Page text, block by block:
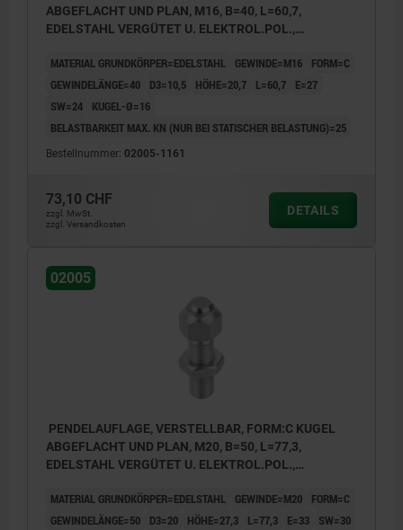
ABGEFLACHT UND PLAN, M16, B=40, L=60,7,
EDELSTAHL VERGÜTET U. ELEKTROL.POL.,
MATERIAL GRUNDKÖRPER=EDELSTAHL GEWINDE=M16
FORM=C
GEWINDELÄNGE=40
D3=10,5 HÖHE=20,7 L=60,7
E=27
SW=24
KUGEL-Ø=16
BELASTBARKEIT MAX. KN (NUR BEI STATISCHER BELASTUNG)=25
Bestellnummer: 02005-1161
73,10 CHF
zzgl. MwSt.
zzgl. Versandkosten
DETAILS
02005
PENDELAUFLAGE, VERSTELLBAR, FORM:C KUGEL
ABGEFLACHT UND PLAN, M20, B=50, L=77,3,
EDELSTAHL VERGÜTET U. ELEKTROL.POL.,
MATERIAL GRUNDKÖRPER=EDELSTAHL GEWINDE=M20
FORM=C
GEWINDELÄNGE=50
D3=20 HÖHE=27,3 L=77,3 E=33
SW=30